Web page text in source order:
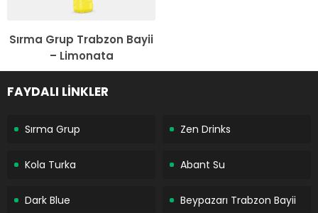
Sırma Grup Trabzon Bayii
– Limonata
FAYDALI LİNKLER
Sırma Grup Zen Drinks
Kola Turka Abant Su
Dark Blue Beypazarı Trabzon Bayii